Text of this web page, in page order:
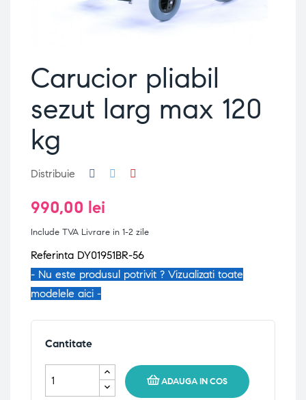
Carucior pliabil
sezut larg max 120
kg
Distribuie
990,00 lei
Include TVA Livrare in 1-2 zile
Referinta DY01951BR-56
- Nu este produsul potrivit ? Vizualizati toate
modelele aici -
Cantitate
ADAUGA IN COS